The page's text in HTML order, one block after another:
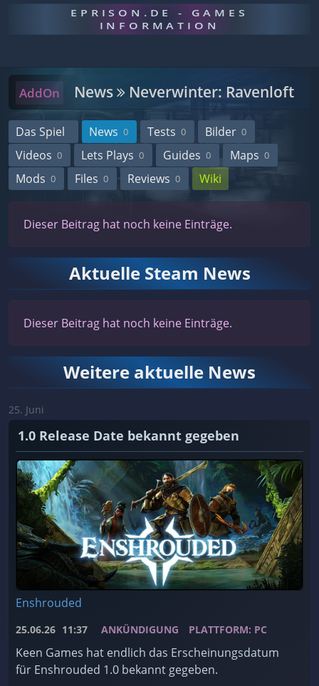
EPRISON.DE - GAMES
INFORMATION
AddOn News Neverwinter: Ravenloft
Das Spiel News 0 Tests 0 Bilder 0
Videos 0 Lets Plays 0 Guides 0 Maps 0
Mods 0 Files 0 Reviews 0 Wiki
Dieser Beitrag hat noch keine Einträge.
Aktuelle Steam News
Dieser Beitrag hat noch keine Einträge.
Weitere aktuelle News
25. Juni
1.0 Release Date bekannt gegeben
Enshrouded
25.06.26 11:37 ANKÜNDIGUNG PLATTFORM: PC
Keen Games hat endlich das Erscheinungsdatum
für Enshrouded 1.0 bekannt gegeben.